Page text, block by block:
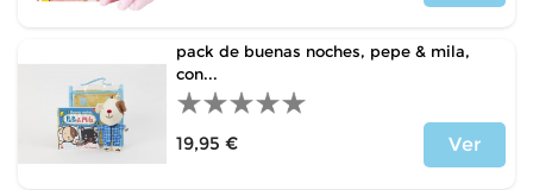
pack de buenas noches, pepe & mila,
con...
19,95 €
Ver